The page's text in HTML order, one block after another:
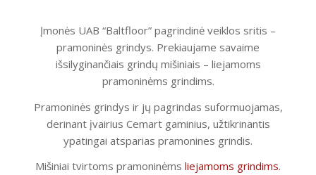
Įmonės UAB “Baltfloor” pagrindinė veiklos sritis –
pramoninės grindys. Prekiaujame savaime
išsilyginančiais grindų mišiniais – liejamoms
pramoninėms grindims.
Pramoninės grindys ir jų pagrindas suformuojamas,
derinant įvairius Cemart gaminius, užtikrinantis
ypatingai atsparias pramonines grindis.
Mišiniai tvirtoms pramoninėms liejamoms grindims.